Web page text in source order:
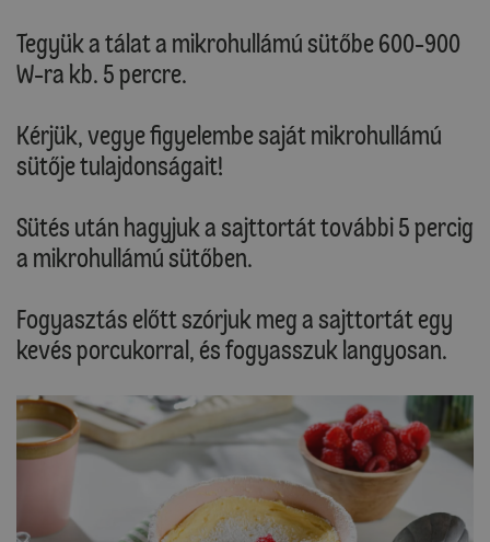
Tegyük a tálat a mikrohullámú sütőbe 600-900
W-ra kb. 5 percre.
Kérjük, vegye figyelembe saját mikrohullámú
sütője tulajdonságait!
Sütés után hagyjuk a sajttortát további 5 percig
a mikrohullámú sütőben.
Fogyasztás előtt szórjuk meg a sajttortát egy
kevés porcukorral, és fogyasszuk langyosan.